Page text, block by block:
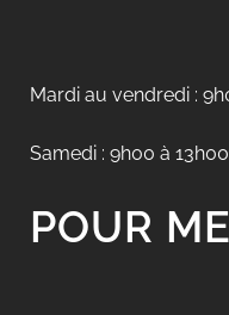
Mardi au vendredi :
Samedi : 9h00 à 13h00
POUR